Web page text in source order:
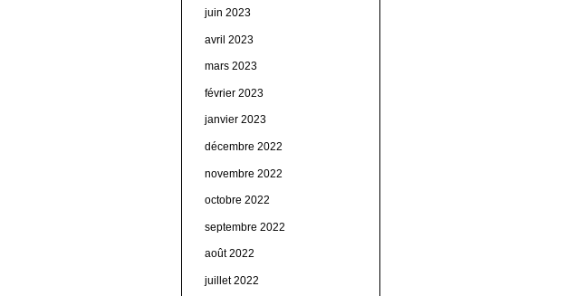
juin 2023
avril 2023
mars 2023
février 2023
janvier 2023
décembre 2022
novembre 2022
octobre 2022
septembre 2022
août 2022
juillet 2022